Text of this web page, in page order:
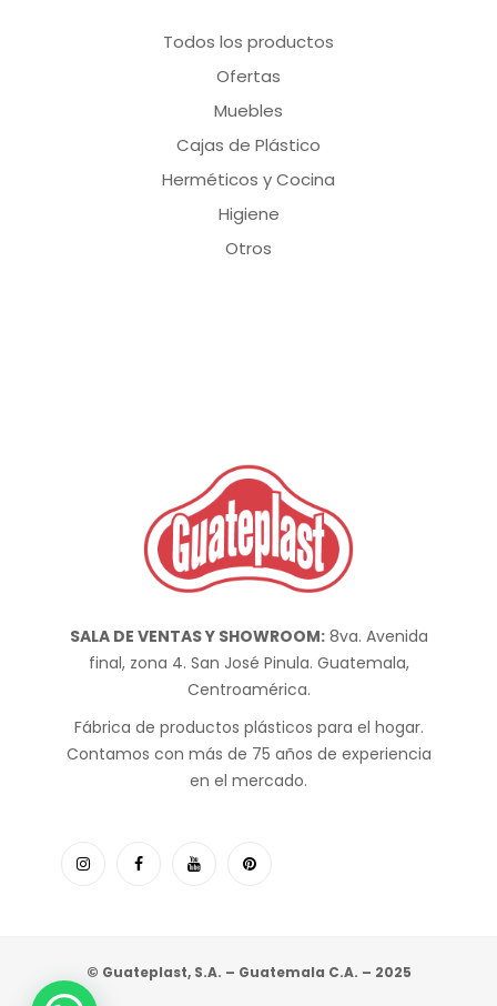
Todos los productos
Ofertas
Muebles
Cajas de Plástico
Herméticos y Cocina
Higiene
Otros
SALA DE VENTAS Y SHOWROOM:8va. Avenida
final, zona 4. San José Pinula. Guatemala,
Centroamérica.
Fábrica de productos plásticos para el hogar.
Contamos con más de 75 años de experiencia
en el mercado.
© Guateplast, S.A. – Guatemala C.A. – 2025